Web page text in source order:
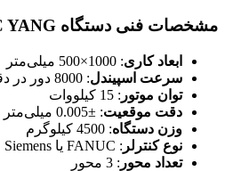
مشخصات فنی دستگاه CNC YANG مدل SMV1000
ابعاد کاری: 1000×500 میلی‌متر
سرعت اسپیندل: 8000 دور در دقیقه
توان موتور : 15 کیلووات
دقت موقعیت: ±0.005 میلی‌متر
وزن دستگاه: 4500 کیلوگرم
نوع کنترلر : FANUC یا Siemens
تعداد محور : 3 محور